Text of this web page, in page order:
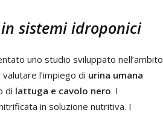
sistemi idroponici
uno studio sviluppato nell’ambito
l’impiego di urina umana
di lattuga e cavolo nero. I
in soluzione nutritiva. I